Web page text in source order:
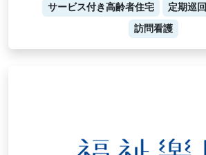
サービス付き高齢者住宅 定期巡回
訪問看護